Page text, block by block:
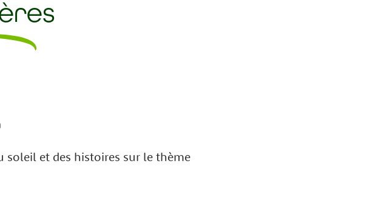
soleil et des histoires sur le thème